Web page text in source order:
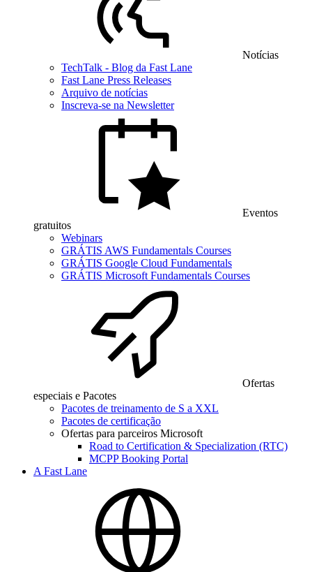
Notícias
TechTalk - Blog da Fast Lane
Fast Lane Press Releases
Arquivo de notícias
Inscreva-se na Newsletter
Eventos
gratuitos
Webinars
GRÁTIS AWS Fundamentals Courses
GRÁTIS Google Cloud Fundamentals
GRÁTIS Microsoft Fundamentals Courses
Ofertas
especiais e Pacotes
Pacotes de treinamento de S a XXL
Pacotes de certificação
Ofertas para parceiros Microsoft
Road to Certification & Specialization (RTC)
MCPP Booking Portal
A Fast Lane